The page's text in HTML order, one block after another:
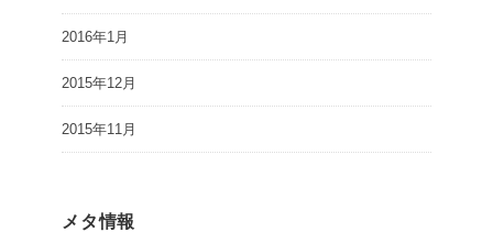
2016年1月
2015年12月
2015年11月
メタ情報